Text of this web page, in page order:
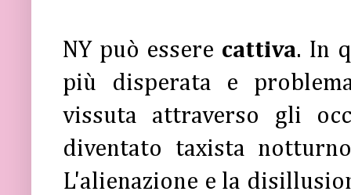
NY può essere cattiva. In
più disperata e
vissuta attraverso gli
diventato taxista
L'alienazione e la